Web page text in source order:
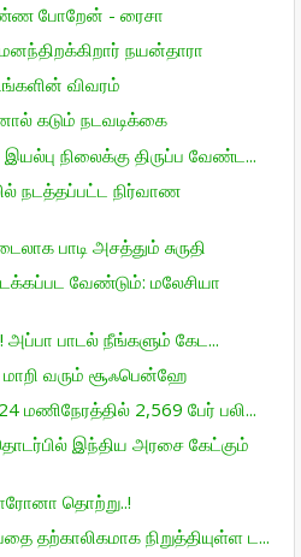
போறேன் - ரைசா
நயன்தாரா
விவரம்
கடும் நடவடிக்கை
நிலைக்கு திருப்ப வேண்ட...
நடத்தப்பட்ட நிர்வாண
பாடி அசத்தும் சுருதி
வேண்டும்: மலேசியா
பாடல் நீங்களும் கேட...
வரும் சூஃபென்ஹே
மணிநேரத்தில் 2,569 பேர் பலி...
இந்திய அரசை கேட்கும்
தொற்று..!
தற்காலிகமாக நிறுத்தியுள்ள ட...